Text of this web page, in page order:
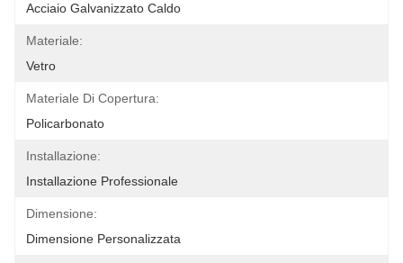
Acciaio Galvanizzato Caldo
Materiale:
Vetro
Materiale Di Copertura:
Policarbonato
Installazione:
Installazione Professionale
Dimensione:
Dimensione Personalizzata